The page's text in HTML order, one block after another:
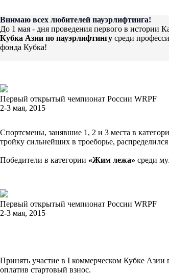
Внимаю всех любителей пауэрлифтинга!
До 1 мая - дня проведения первого в истории
Кубка Азии по пауэрлифтингу среди
фонда Кубка!
Первый открытый чемпионат России WRPF
2-3 мая, 2015
Спортсмены, занявшие 1, 2 и 3 места в
тройку сильнейших в троеборье,
Победители в категории «Жим лежа» среди
Первый открытый чемпионат России WRPF
2-3 мая, 2015
Принять участие в I коммерческом Кубке Азии
оплатив стартовый взнос.